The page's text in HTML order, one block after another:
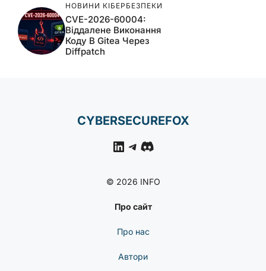
НОВИНИ КІБЕРБЕЗПЕКИ
CVE-2026-60004:
Віддалене Виконання
Коду В Gitea Через
Diffpatch
CYBERSECUREFOX
LinkedIn
Telegram
Discord
© 2026 INFO
Про сайт
Про нас
Автори